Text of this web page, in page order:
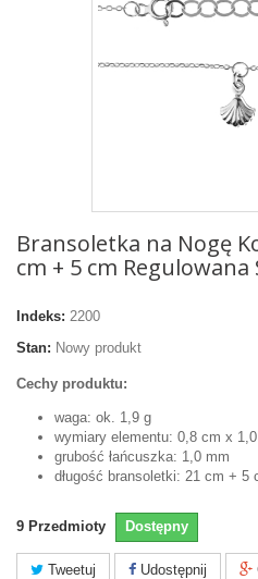
Bransoletka na Nogę
cm + 5 cm
Indeks: 2200
Stan: Nowy produkt
Cechy produktu:
waga: ok. 1,9 g
wymiary elementu: 0,8 cm x
grubość łańcuszka: 1,0 mm
długość bransoletki: 21 cm + 5
9 Przedmioty Dostępny
Tweetuj Udostępnij